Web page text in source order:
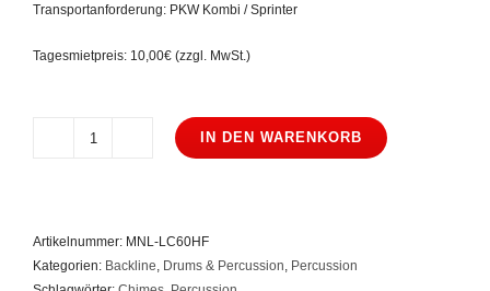
Transportanforderung: PKW Kombi / Sprinter
Tagesmietpreis: 10,00€ (zzgl. MwSt.)
Meinl
Luis
Conte
IN DEN WARENKORB
Artikelnummer: MNL-LC60HF
Kategorien: Backline, Drums & Percussion, Percussion